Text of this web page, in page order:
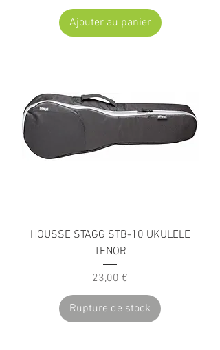
Ajouter au panier
HOUSSE STAGG STB-10 UKULELE
TENOR
Prix
23,00 €
Rupture de stock